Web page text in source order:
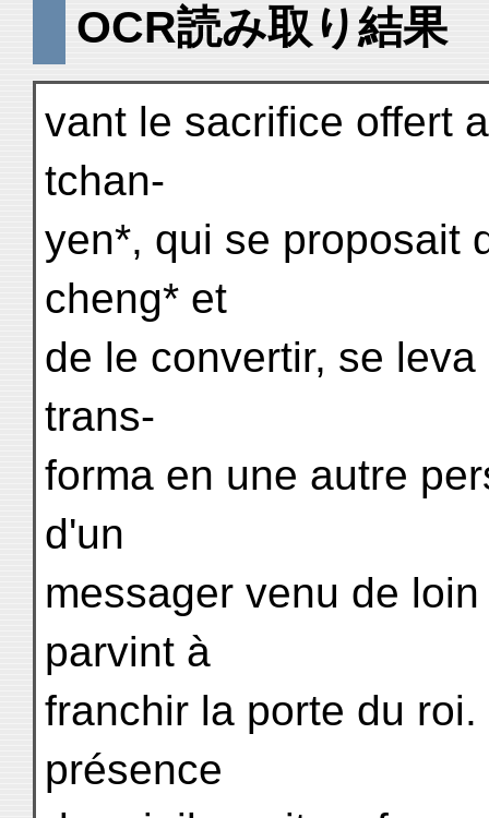
OCR読み取り結果
vant le sacrifice offert
tchan-
yen*, qui se proposait
cheng* et
de le convertir, se
trans-
forma en une autre
d'un
messager venu de
parvint à
franchir la porte du
présence